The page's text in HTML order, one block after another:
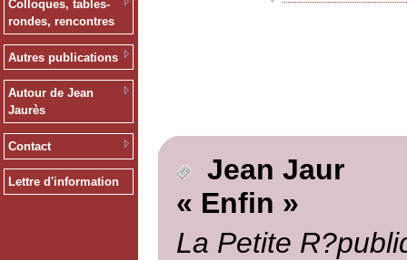
Colloques, tables-
rondes, rencontres
Autres publications
Autour de Jean
Jaurès
Contact
Lettre d'information
Jean Jaur
« Enfin »
La Petite